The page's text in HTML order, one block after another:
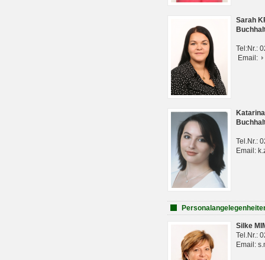
Sarah
Tel:Nr.:
Email:
Tel.Nr.:
Email:
Silke
Tel.Nr.:
Email: